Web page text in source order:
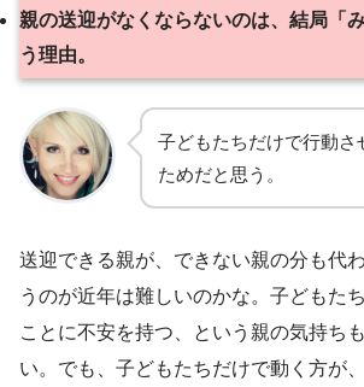
親の送迎がなくならないのは、結局「
う理由。
子どもたちだけで行動さ
ためだと思う。
送迎できる親が、できない親の分も代
うのが近年は難しいのかな。子どもた
ことに不安を持つ、という親の気持ち
い。でも、子どもたちだけで動く方が